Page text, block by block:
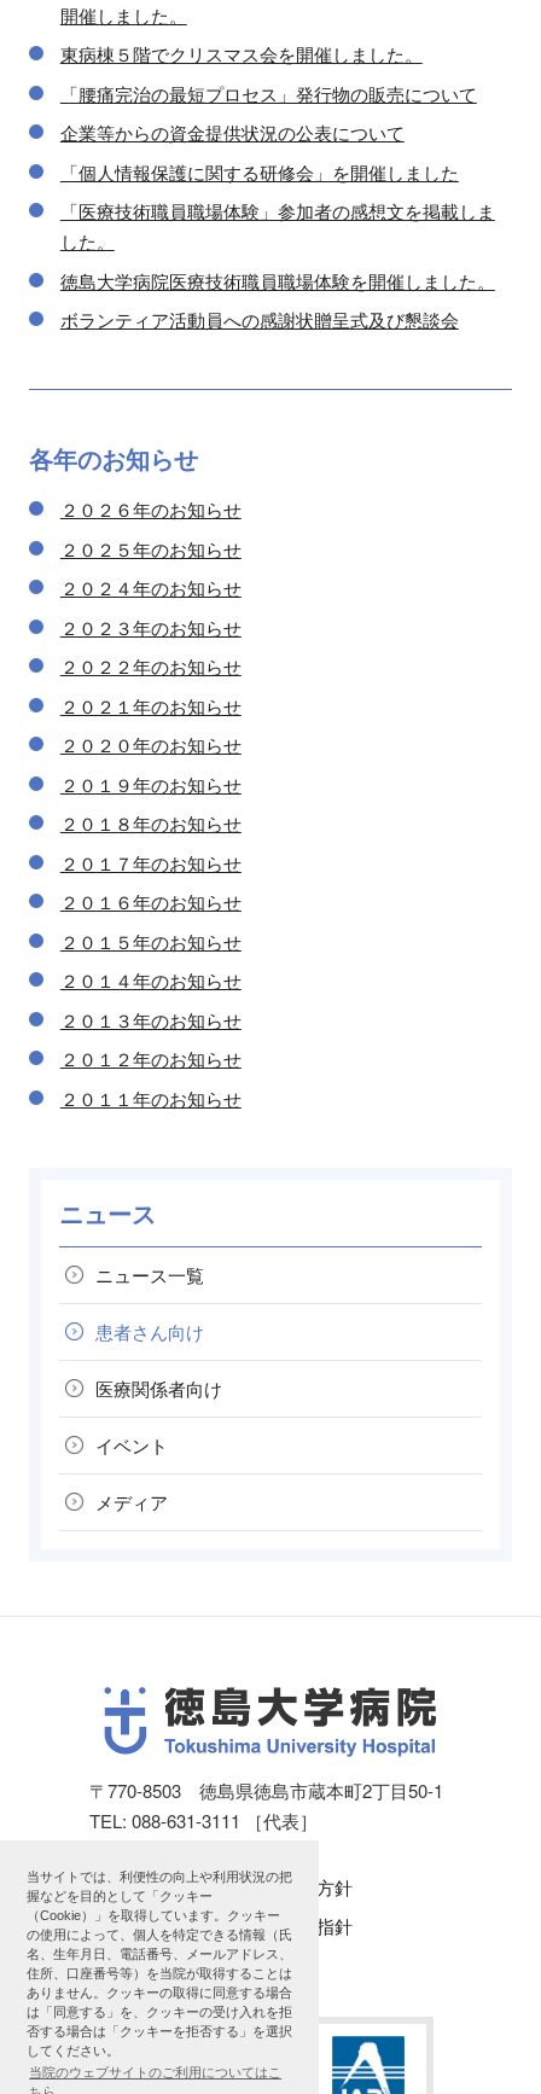
当サイトでは、利便性の向上や利用状況の把
握などを目的として「クッキー
（Cookie）」を取得しています。クッキー
の使用によって、個人を特定できる情報（氏
名、生年月日、電話番号、メールアドレス、
住所、口座番号等）を当院が取得することは
ありません。クッキーの取得に同意する場合
は「同意する」を、クッキーの受け入れを拒
否する場合は「クッキーを拒否する」を選択
してください。
当院のウェブサイトのご利用についてはこ
開催しました。
東病棟５階でクリスマス会を開催しました。
「腰痛完治の最短プロセス」発行物の販売について
企業等からの資金提供状況の公表について
「個人情報保護に関する研修会」を開催しました
「医療技術職員職場体験」参加者の感想文を掲載しま
した。
徳島大学病院医療技術職員職場体験を開催しました。
ボランティア活動員への感謝状贈呈式及び懇談会
各年のお知らせ
２０２６年のお知らせ
２０２５年のお知らせ
２０２４年のお知らせ
２０２３年のお知らせ
２０２２年のお知らせ
２０２１年のお知らせ
２０２０年のお知らせ
２０１９年のお知らせ
２０１８年のお知らせ
２０１７年のお知らせ
２０１６年のお知らせ
２０１５年のお知らせ
２０１４年のお知らせ
２０１３年のお知らせ
２０１２年のお知らせ
２０１１年のお知らせ
ニュース
ニュース一覧
患者さん向け
医療関係者向け
イベント
メディア
〒770-8503 徳島県徳島市蔵本町2丁目50-1
TEL: 088-631-3111 ［代表］
個人情報保護方針
公表に関する指針
サイトマップ